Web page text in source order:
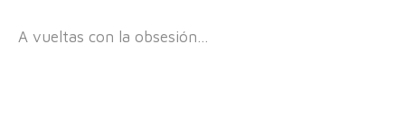
A vueltas con la obsesión…